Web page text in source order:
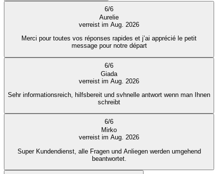
6/6
Aurelie
verreist im Aug. 2026
Merci pour toutes vos réponses rapides et j’ai apprécié le petit
message pour notre départ
6/6
Giada
verreist im Aug. 2026
Sehr informationsreich, hilfsbereit und svhnelle antwort wenn man Ihnen
schreibt
6/6
Mirko
verreist im Aug. 2026
Super Kundendienst, alle Fragen und Anliegen werden umgehend
beantwortet.